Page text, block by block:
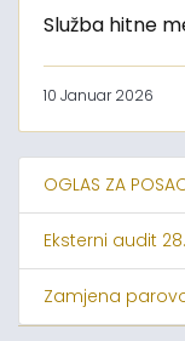
Služba hitne
10 Januar 2026
OGLAS ZA
Eksterni audit
Zamjena